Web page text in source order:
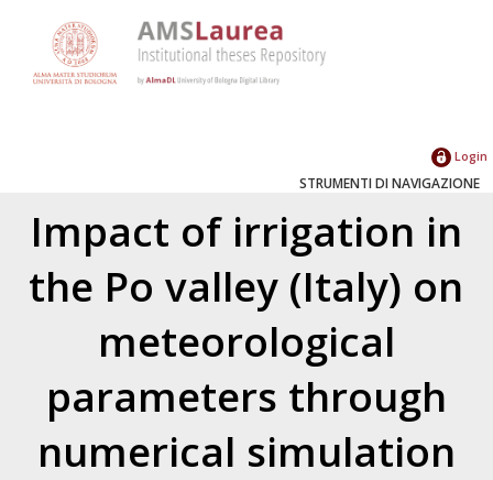
Login
STRUMENTI DI NAVIGAZIONE
Impact of irrigation in
the Po valley (Italy) on
meteorological
parameters through
numerical simulation